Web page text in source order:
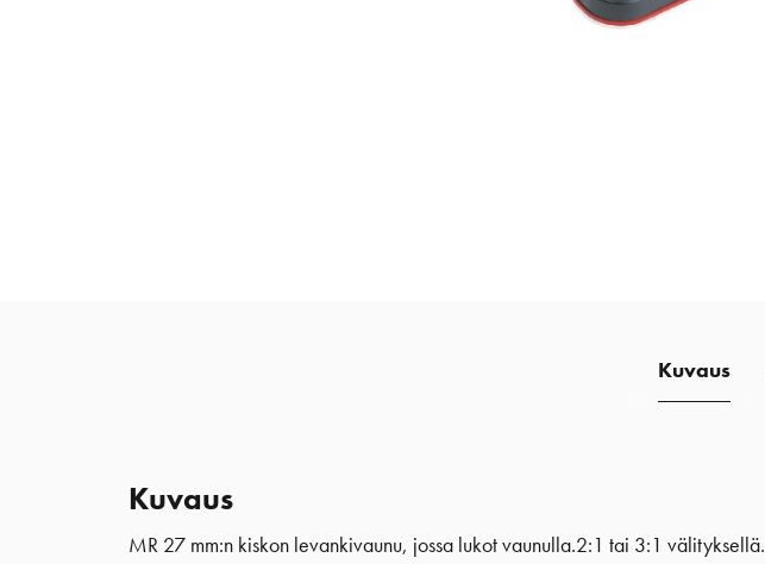
Kuvaus
Kuvaus
MR 27 mm:n kiskon levankivaunu, jossa lukot vaunulla.2:1 tai 3:1 välityksellä.